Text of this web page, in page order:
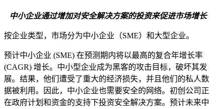
中小企业通过增加对安全解决方案的投资来促进市场增长
按企业类型，市场分为中小企业（SME）和大型企业。
预计中小企业 (SME) 在预测期内将以最高的复合年增长率
(CAGR) 增长。中小型企业成为黑客的攻击目标，破坏其发
展。结果，他们遭受了重大的经济损失，并且他们的私人数
据被利用。因此，中小企业也需要安全的网络。初创公司正
在政府计划和资金的支持下投资安全解决方案。预计未来中